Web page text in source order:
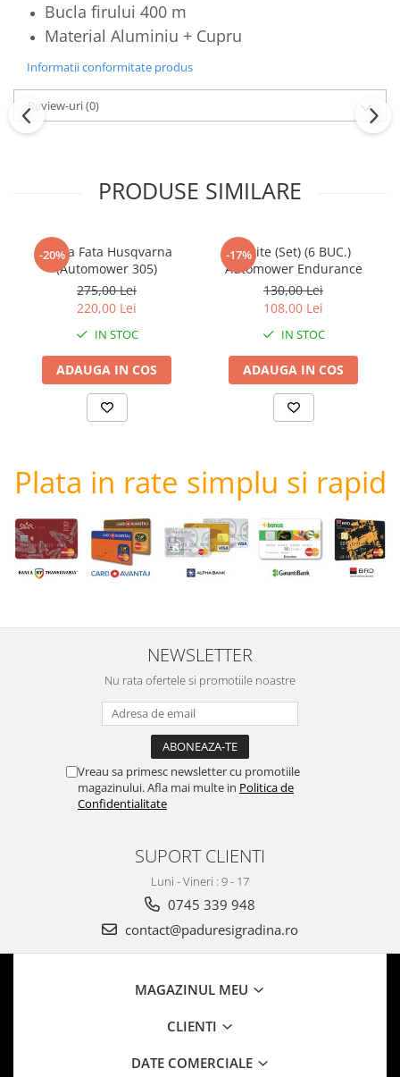
Bucla firului 400 m
Material Aluminiu + Cupru
Informatii conformitate produs
Review-uri(0)
PRODUSE SIMILARE
-20%
Roata Fata Husqvarna
(Automower 305)
275,00 Lei
220,00 Lei
IN STOC
ADAUGA IN COS
-17%
Cutite (Set) (6 BUC.)
Automower Endurance
130,00 Lei
108,00 Lei
IN STOC
ADAUGA IN COS
Plata in rate simplu si rapid
NEWSLETTER
Nu rata ofertele si promotiile noastre
Vreau sa primesc newsletter cu promotiile
magazinului. Afla mai multe in Politica de
Confidentialitate
SUPORT CLIENTI
Luni - Vineri : 9 - 17
0745 339 948
contact@paduresigradina.ro
MAGAZINUL MEU
CLIENTI
DATE COMERCIALE